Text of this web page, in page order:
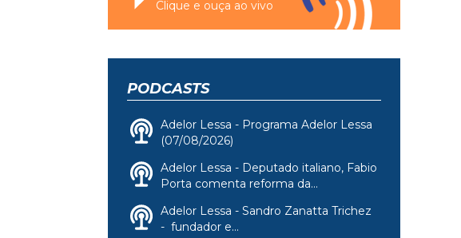
Clique e ouça ao vivo
PODCASTS
Adelor Lessa - Programa Adelor Lessa
(07/08/2026)
Adelor Lessa - Deputado italiano, Fabio
Porta comenta reforma da...
Adelor Lessa - Sandro Zanatta Trichez
- fundador e...